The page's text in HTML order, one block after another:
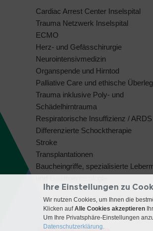
Cardiac Arrest Center Inselspital
Trauma Netzwerk Inselspital
ECMO
Herz- und Gefässchirurgie
Neurointensivmedizin
Organspende und Hirntod
Palliative Care und ethische
Trauma inklusive Poly- und
Schädelhirntrauma
Respiratorische Insuffizienz / ARDS
Differenzierte Schocktherapie
Stroke
Transplantationen
Baucheingriffe, spezialisierte
Ihre Einstellungen zu
Wir nutzen Cookies, um Ihnen die
Klicken aufAlle Cookies akzeptieren
Um Ihre Privatsphäre-Einstellungen
Datenschutzerklärung.